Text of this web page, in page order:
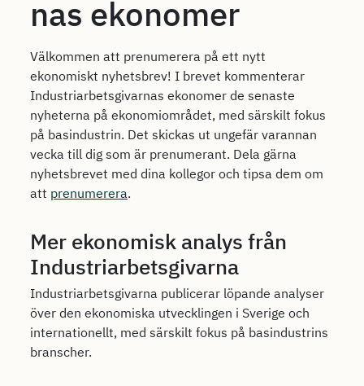
nas ekonomer
Välkommen att prenumerera på ett nytt
ekonomiskt nyhetsbrev! I brevet kommenterar
Industriarbetsgivarnas ekonomer de senaste
nyheterna på ekonomiområdet, med särskilt fokus
på basindustrin. Det skickas ut ungefär varannan
vecka till dig som är prenumerant. Dela gärna
nyhetsbrevet med dina kollegor och tipsa dem om
att prenumerera.
Mer ekonomisk analys från
Industriarbetsgivarna
Industriarbetsgivarna publicerar löpande analyser
över den ekonomiska utvecklingen i Sverige och
internationellt, med särskilt fokus på basindustrins
branscher.